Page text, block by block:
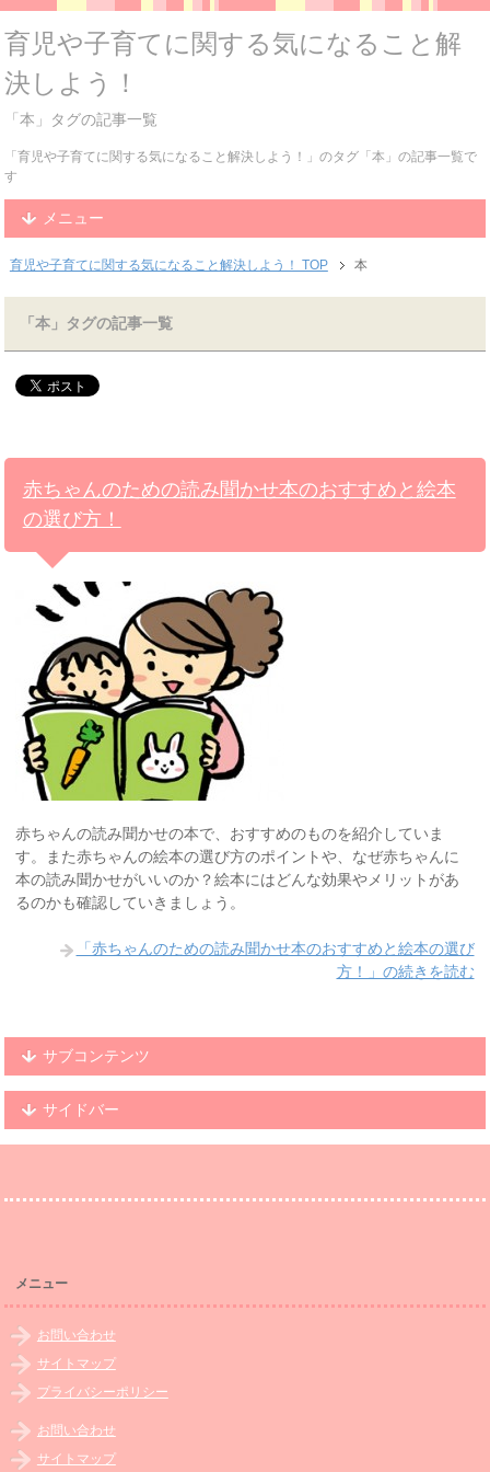
育児や子育てに関する気になること解
決しよう！
「本」タグの記事一覧
「育児や子育てに関する気になること解決しよう！」のタグ「本」の記事一覧で
す
メニュー
育児や子育てに関する気になること解決しよう！ TOP 本
「本」タグの記事一覧
赤ちゃんのための読み聞かせ本のおすすめと絵本
の選び方！
赤ちゃんの読み聞かせの本で、おすすめのものを紹介していま
す。また赤ちゃんの絵本の選び方のポイントや、なぜ赤ちゃんに
本の読み聞かせがいいのか？絵本にはどんな効果やメリットがあ
るのかも確認していきましょう。
「赤ちゃんのための読み聞かせ本のおすすめと絵本の選び
方！」の続きを読む
サブコンテンツ
サイドバー
メニュー
お問い合わせ
サイトマップ
プライバシーポリシー
お問い合わせ
サイトマップ